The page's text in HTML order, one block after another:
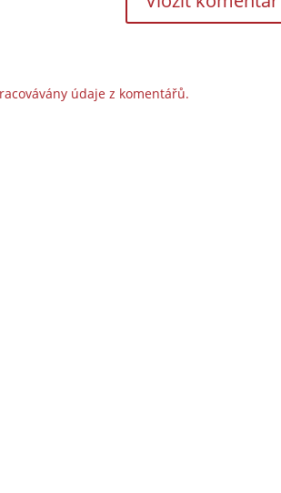
údaje z komentářů.